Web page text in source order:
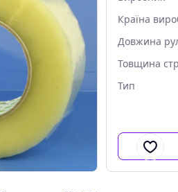
Країна
Довжина
Товщина
Тип